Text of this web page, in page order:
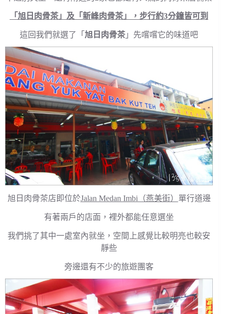
「旭日肉骨茶」及「新峰肉骨茶」，步行約3分鐘皆可到
這回我們就選了「旭日肉骨茶 」先嚐嚐它的味道吧
旭日肉骨茶店即位於Jalan Medan Imbi（燕美街） 單行道邊
有著兩戶的店面，裡外都能任意選坐
我們挑了其中一處室內就坐，空間上感覺比較明亮也較安
靜些
旁邊還有不少的旅遊團客